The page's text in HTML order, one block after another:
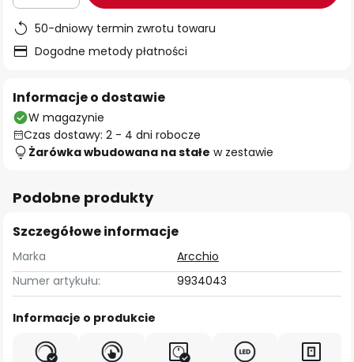
50-dniowy termin zwrotu towaru
Dogodne metody płatności
Informacje o dostawie
W magazynie
Czas dostawy: 2 - 4 dni robocze
Żarówka wbudowana na stałe w zestawie
Podobne produkty
Szczegółowe informacje
Marka
Arcchio
Numer artykułu:
9934043
Informacje o produkcie